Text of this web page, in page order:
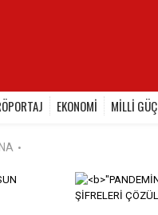
EKONOMİ MİLLİ GÜÇ
•